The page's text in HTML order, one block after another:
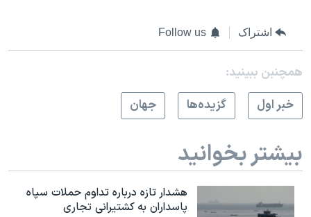
اشتراک Follow us
همچنبن ببینید:
خبر اول
گزيده‌ها جهان
بیشتر بخوانید
هشدار تازه درباره تداوم حملات سپاه
پاسداران به کشتیرانی تجاری